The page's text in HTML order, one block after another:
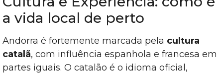
a vida local de perto
Andorra é fortemente marcada pela cultura
catalã, com influência espanhola e francesa em
partes iguais. O catalão é o idioma oficial,